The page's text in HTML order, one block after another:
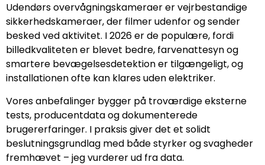
Udendørs overvågningskameraer er vejrbestandige
sikkerhedskameraer, der filmer udenfor og sender
besked ved aktivitet. I 2026 er de populære, fordi
billedkvaliteten er blevet bedre, farvenattesyn og
smartere bevægelsesdetektion er tilgængeligt, og
installationen ofte kan klares uden elektriker.
Vores anbefalinger bygger på troværdige eksterne
tests, producentdata og dokumenterede
brugererfaringer. I praksis giver det et solidt
beslutningsgrundlag med både styrker og svagheder
fremhævet – jeg vurderer ud fra data.